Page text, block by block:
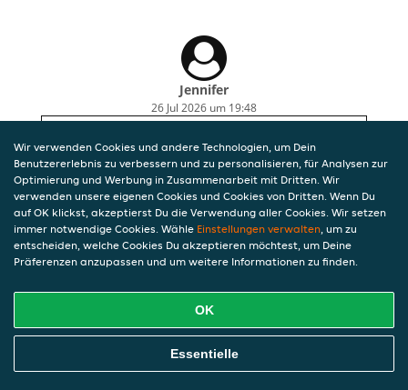
Jennifer
26 Jul 2026 um 19:48
einfach nur fantastisch. Netter Besitzer
Wir verwenden Cookies und andere Technologien, um Dein
Benutzererlebnis zu verbessern und zu personalisieren, für Analysen zur
Optimierung und Werbung in Zusammenarbeit mit Dritten. Wir
verwenden unsere eigenen Cookies und Cookies von Dritten. Wenn Du
auf OK klickst, akzeptierst Du die Verwendung aller Cookies. Wir setzen
immer notwendige Cookies. Wähle Einstellungen verwalten, um zu
entscheiden, welche Cookies Du akzeptieren möchtest, um Deine
Präferenzen anzupassen und um weitere Informationen zu finden.
OK
Essentielle